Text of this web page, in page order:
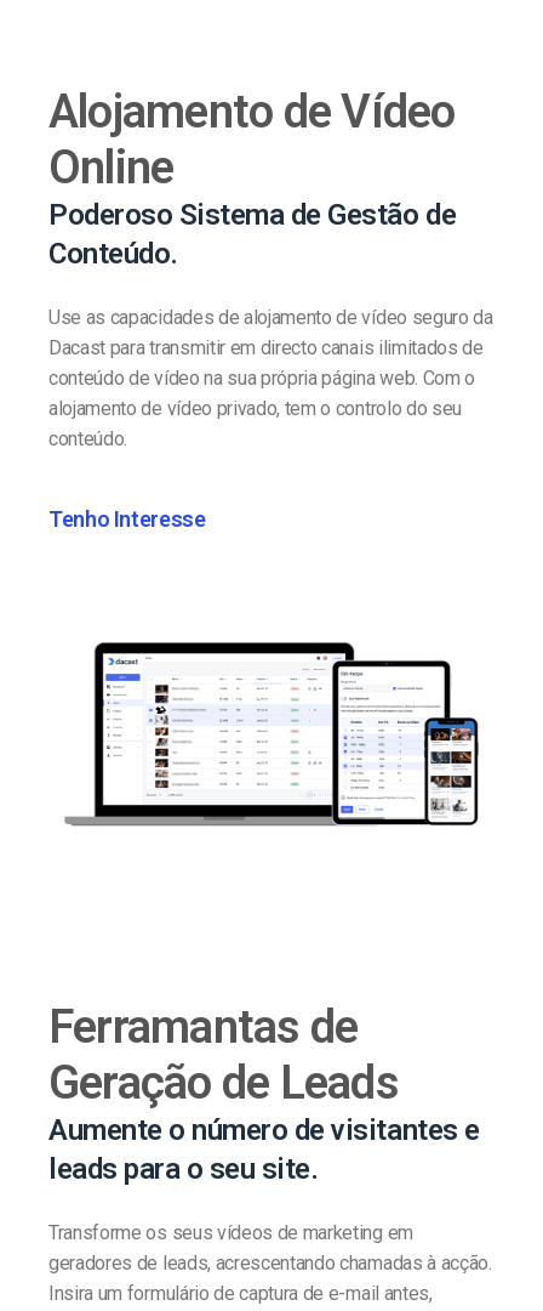
Alojamento de Vídeo
Online
Poderoso Sistema de Gestão de
Conteúdo.
Use as capacidades de alojamento de vídeo seguro da
Dacast para transmitir em directo canais ilimitados de
conteúdo de vídeo na sua própria página web. Com o
alojamento de vídeo privado, tem o controlo do seu
conteúdo.
Tenho Interesse
Ferramantas de
Geração de Leads
Aumente o número de visitantes e
leads para o seu site.
Transforme os seus vídeos de marketing em
geradores de leads, acrescentando chamadas à acção.
Insira um formulário de captura de e-mail antes,